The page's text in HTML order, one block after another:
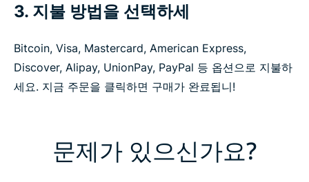
3. 지불 방법을 선택하세
Bitcoin, Visa, Mastercard, American Express,
Discover, Alipay, UnionPay, PayPal 등 옵션으로 지불하
세요. 지금 주문을 클릭하면 구매가 완료됩니!
문제가 있으신가요?